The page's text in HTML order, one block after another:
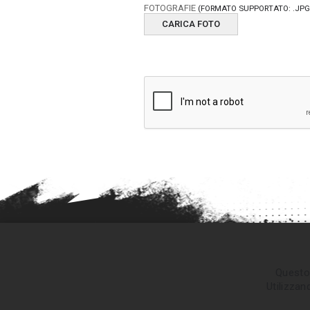
FOTOGRAFIE (FORMATO SUPPORTATO:
CARICA FOTO